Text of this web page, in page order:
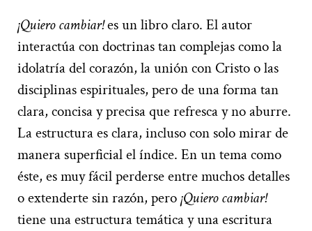
¡Quiero cambiar!es un libro claro. El autor
interactúa con doctrinas tan complejas como la
idolatría del corazón, la unión con Cristo o las
disciplinas espirituales, pero de una forma tan
clara, concisa y precisa que refresca y no aburre.
La estructura es clara, incluso con solo mirar de
manera superficial el índice. En un tema como
éste, es muy fácil perderse entre muchos detalles
o extenderte sin razón, pero¡Quiero cambiar!
tiene una estructura temática y una escritura